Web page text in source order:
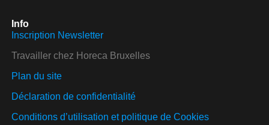
Info
Inscription Newsletter
Travailler chez Horeca Bruxelles
Plan du site
Déclaration de confidentialité
Conditions d’utilisation et politique de Cookies